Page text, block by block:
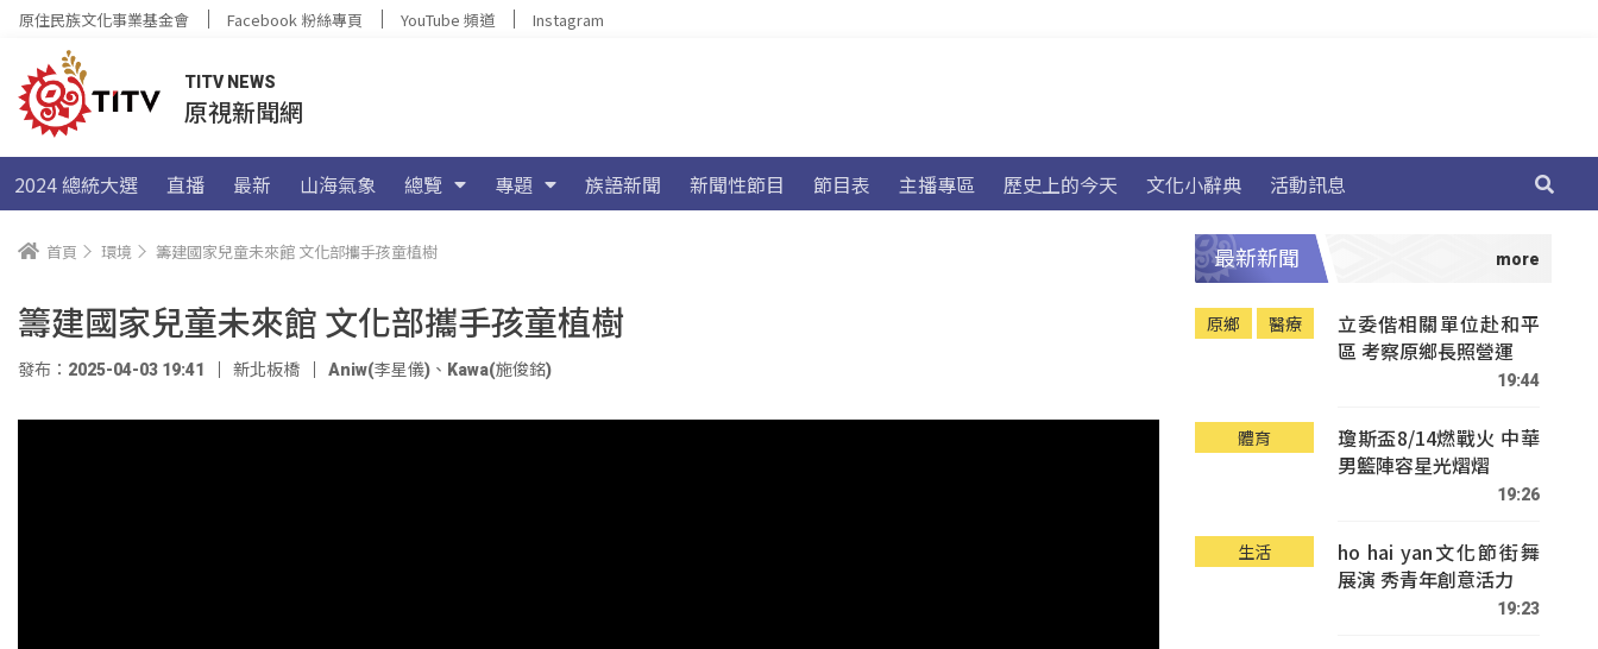
原住民族文化事業基金會 Facebook 粉絲專頁 YouTube 頻道 Instagram
TITV NEWS
原視新聞網
2024 總統大選 直播 最新 山海氣象 總覽 專題 族語新聞 新聞性節目 節目表 主播專區 歷史上的今天 文化小辭典 活動訊息
首頁 環境 籌建國家兒童未來館 文化部攜手孩童植樹
籌建國家兒童未來館 文化部攜手孩童植樹
發布：2025-04-03 19:41 新北板橋 Aniw(李星儀) 、 Kawa(施俊銘)
最新新聞
原鄉 醫療
立委偕相關單位赴和平
區 考察原鄉長照營運
19:44
體育
瓊斯盃8/14燃戰火 中華
男籃陣容星光熠熠
19:26
生活
ho hai yan文化節街舞
展演 秀青年創意活力
19:23